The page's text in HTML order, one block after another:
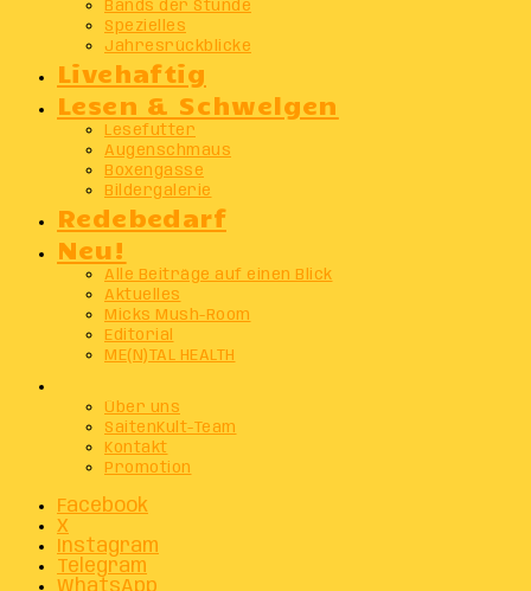
Bands der Stunde
Spezielles
Jahresrückblicke
Livehaftig
Lesen & Schwelgen
Lesefutter
Augenschmaus
Boxengasse
Bildergalerie
Redebedarf
Neu!
Alle Beiträge auf einen Blick
Aktuelles
Micks Mush-Room
Editorial
ME(N)TAL HEALTH
Über uns
SaitenKult-Team
Kontakt
Promotion
Facebook
X
Instagram
Telegram
WhatsApp